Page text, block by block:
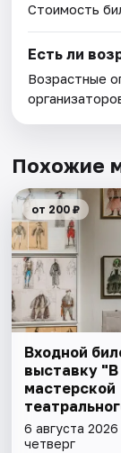
Стоимость
Есть ли
Возрастные
Похожие
от 200 ₽
Входной
выставку "В
мастерской
художника"
6 августа 2026
четверг